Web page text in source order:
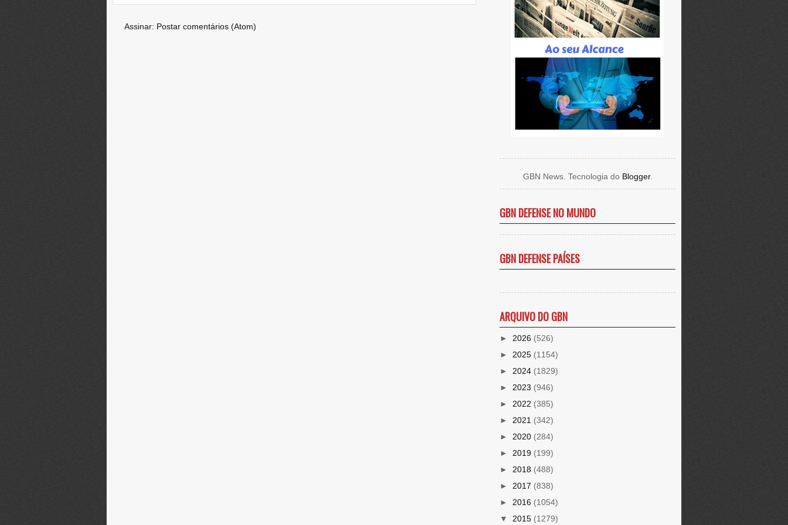
Assinar: Postar comentários (Atom)
GBN News. Tecnologia do Blogger.
GBN DEFENSE NO MUNDO
GBN DEFENSE PAÍSES
ARQUIVO DO GBN
► 2026 (526)
► 2025 (1154)
► 2024 (1829)
► 2023 (946)
► 2022 (385)
► 2021 (342)
► 2020 (284)
► 2019 (199)
► 2018 (488)
► 2017 (838)
► 2016 (1054)
▼ 2015 (1279)